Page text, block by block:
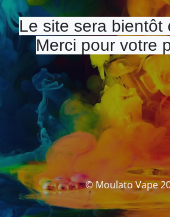
Le site sera bientôt
Merci pour votre
© Moulato Vape